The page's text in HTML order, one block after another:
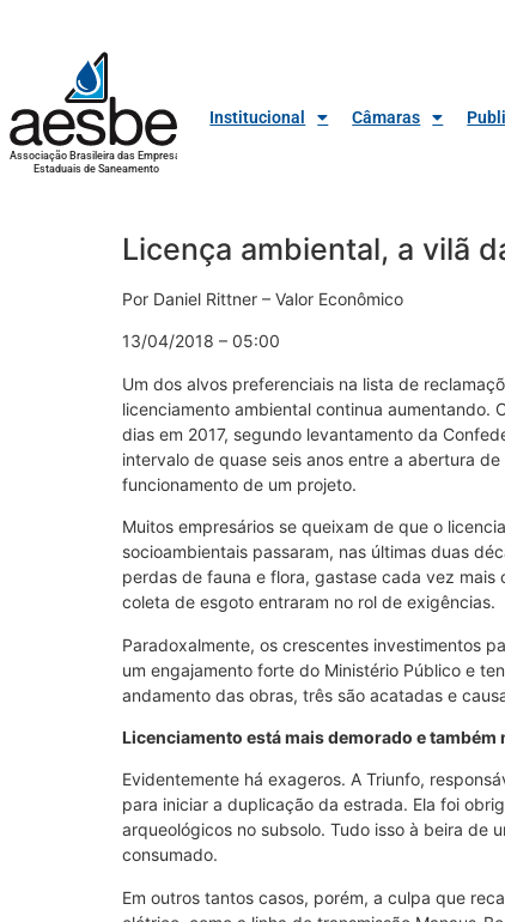
Associação Brasileira das Empresas
Estaduais de Saneamento
Institucional Câmaras
Licença ambiental, a vilã
Por Daniel Rittner – Valor Econômico
13/04/2018 – 05:00
Um dos alvos preferenciais na lista de
licenciamento ambiental continua aumentando.
dias em 2017, segundo levantamento da
intervalo de quase seis anos entre a abertura
funcionamento de um projeto.
Muitos empresários se queixam de que o
socioambientais passaram, nas últimas duas
perdas de fauna e flora, gastase cada vez
coleta de esgoto entraram no rol de exigências.
Paradoxalmente, os crescentes investimentos
um engajamento forte do Ministério Público e
andamento das obras, três são acatadas e
Licenciamento está mais demorado e também
Evidentemente há exageros. A Triunfo,
para iniciar a duplicação da estrada. Ela foi
arqueológicos no subsolo. Tudo isso à beira de
consumado.
Em outros tantos casos, porém, a culpa que